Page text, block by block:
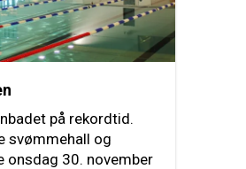
på rekordtid.
svømmehall og
onsdag 30. november